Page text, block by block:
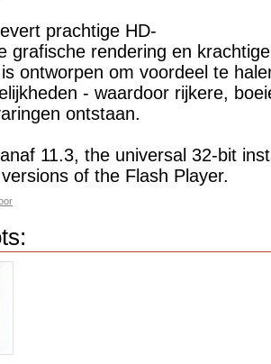
prachtige HD-
grafische rendering en
ontworpen om voordeel te
- waardoor rijkere,
ontstaan.
11.3, the universal 32-bit
of the Flash Player.